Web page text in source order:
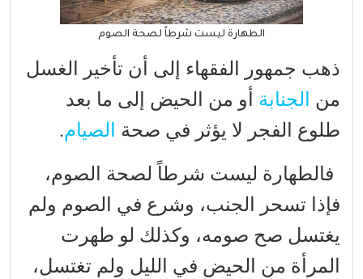
الطهارة ليست شرطاً لصحة الصوم
ذهب جمهور الفقهاء إلى أن تأخير الغسل
من الجنابة أو من الحيض إلى ما بعد
طلوع الفجر لا يؤثر في صحة الصيام.
فالطهارة ليست شرطاً لصحة الصوم،
فإذا تسحر الجنب، وشرع في الصوم ولم
يغتسل صح صومه، وكذلك لو طهرت
المرأة من الحيض في الليل ولم تغتسل،